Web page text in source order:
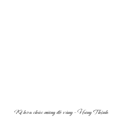
Kệ hoa chúc mừng đỏ vàng – Hưng Thịnh